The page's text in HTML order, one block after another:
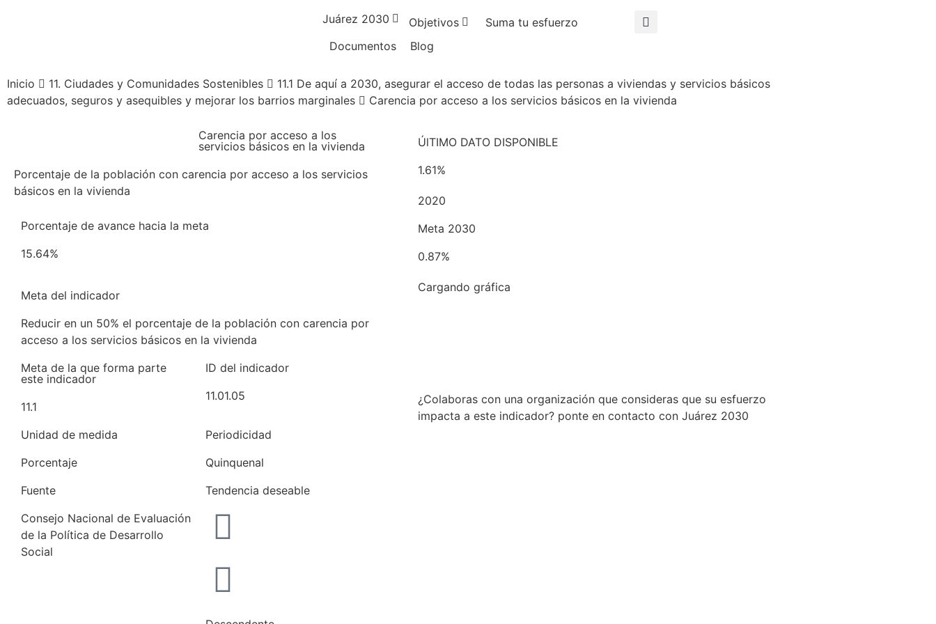
Juárez 2030 Objetivos
Suma tu esfuerzo
Documentos
Blog
Inicio 11. Ciudades y Comunidades Sostenibles
11.1 De aquí a 2030, asegurar el acceso de todas las personas a viviendas y servicios básicos
adecuados, seguros y asequibles y mejorar los barrios marginales
Carencia por acceso a los servicios básicos en la vivienda
Carencia por acceso a los
servicios básicos en la vivienda
Porcentaje de la población con carencia por acceso a los servicios
básicos en la vivienda
Porcentaje de avance hacia la meta
15.64%
Meta del indicador
Reducir en un 50% el porcentaje de la población con carencia por
acceso a los servicios básicos en la vivienda
Meta de la que forma parte
este indicador
11.1
ID del indicador
11.01.05
Unidad de medida
Porcentaje
Periodicidad
Quinquenal
Fuente
Consejo Nacional de Evaluación
de la Política de Desarrollo
Social
Tendencia deseable
ÚlTIMO DATO DISPONIBLE
1.61%
2020
Meta 2030
0.87%
Cargando gráfica
¿Colaboras con una organización que consideras que su esfuerzo
impacta a este indicador? ponte en contacto con Juárez 2030